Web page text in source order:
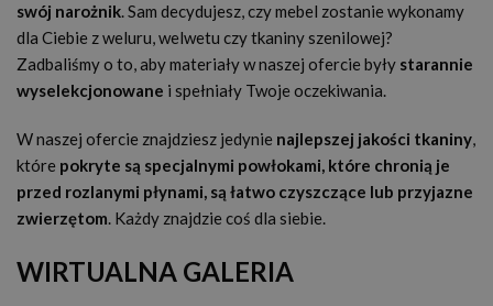
swój narożnik. Sam decydujesz, czy mebel zostanie wykonamy
dla Ciebie z weluru, welwetu czy tkaniny szenilowej?
Zadbaliśmy o to, aby materiały w naszej ofercie były starannie
wyselekcjonowane i spełniały Twoje oczekiwania.
W naszej ofercie znajdziesz jedynie najlepszej jakości tkaniny,
które pokryte są specjalnymi powłokami, które chronią je
przed rozlanymi płynami, są łatwo czyszczące lub przyjazne
zwierzętom. Każdy znajdzie coś dla siebie.
WIRTUALNA GALERIA